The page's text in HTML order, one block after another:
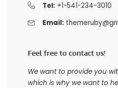
Tel:+1-541-234-3010
Email:
Feel free to contact us!
We want to provide you
which is why we want to